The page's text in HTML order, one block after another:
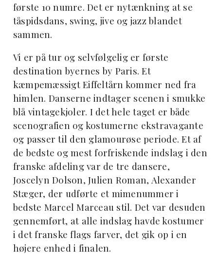
første 10 numre. Det er nytænkning at se
tåspidsdans, swing, jive og jazz blandet
sammen.
Vi er på tur og selvfølgelig er første
destination byernes by Paris. Et
kæmpemæssigt Eiffeltårn kommer ned fra
himlen. Danserne indtager scenen i smukke
blå vintagekjoler. I det hele taget er både
scenografien og kostumerne ekstravagante
og passer til den glamourøse periode. Et af
de bedste og mest forfriskende indslag i den
franske afdeling var de tre dansere,
Joscelyn Dolson, Julien Roman, Alexander
Stæger, der udførte et mimenummer i
bedste Marcel Marceau stil. Det var desuden
gennemført, at alle indslag havde kostumer
i det franske flags farver, det gik op i en
højere enhed i finalen.